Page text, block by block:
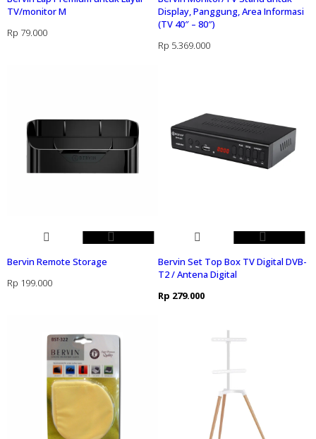
TV/monitor M
Rp 79.000
Display, Panggung, Area Informasi
(TV 40″ – 80″)
Rp 5.369.000
Bervin Remote Storage
Rp 199.000
Bervin Set Top Box TV Digital DVB-
T2 / Antena Digital
Rp 279.000